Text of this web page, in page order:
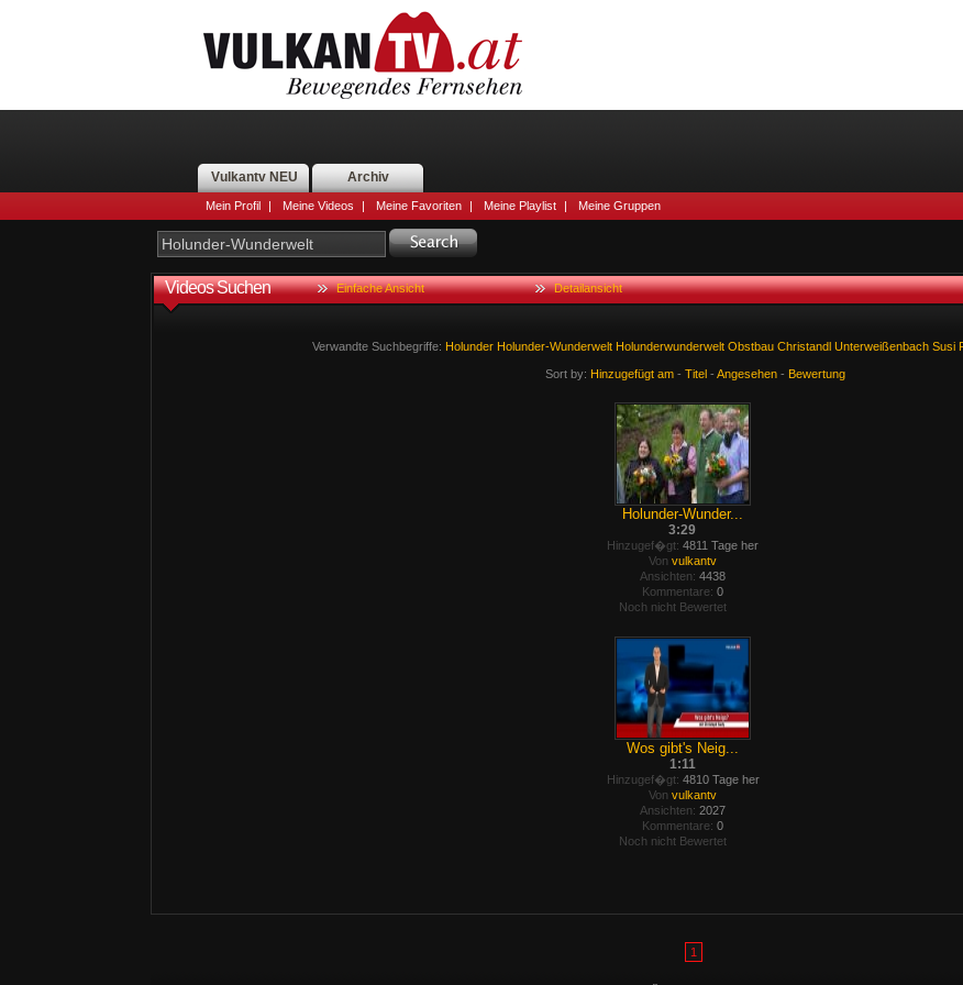
Vulkantv NEU Archiv
Mein Profil | Meine Videos | Meine Favoriten | Meine Playlist | Meine Gruppen
Videos Suchen Einfache Ansicht Detailansicht
Verwandte Suchbegriffe: Holunder Holunder-Wunderwelt Holunderwunderwelt Obstbau Christandl Unterweißenbach Susi
Sort by: Hinzugefügt am - Titel - Angesehen - Bewertung
Holunder-Wunder...
3:29
Hinzugef�gt: 4811 Tage her
Von vulkantv
Ansichten: 4438
Kommentare: 0
Noch nicht Bewertet
Wos gibt's Neig...
1:11
Hinzugef�gt: 4810 Tage her
Von vulkantv
Ansichten: 2027
Kommentare: 0
Noch nicht Bewertet
1